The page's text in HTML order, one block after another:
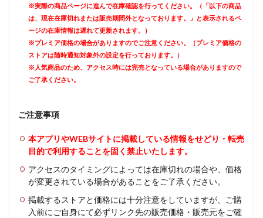
※実際の商品ページに進んで在庫確認を行ってください。（「以下の商品
は、現在在庫切れまたは販売期間外となっております。」と表示されるペ
ージの在庫情報は遅れて更新されます。）
※プレミア価格の場合がありますのでご注意ください。（プレミア価格の
ストアは随時通知対象外の設定を行っております。）
※人気商品のため、アクセス時には完売となっている場合がありますので
ご了承ください。
ご注意事項
本アプリやWEBサイトに掲載している情報をせどり・転売
目的で利用することを固く禁止いたします。
アクセスのタイミングによっては在庫切れの場合や、価格
が変更されている場合があることをご了承ください。
掲載するストアと価格には十分注意をしていますが、ご購
入前にご自身にて必ずリンク先の販売価格・販売元をご確